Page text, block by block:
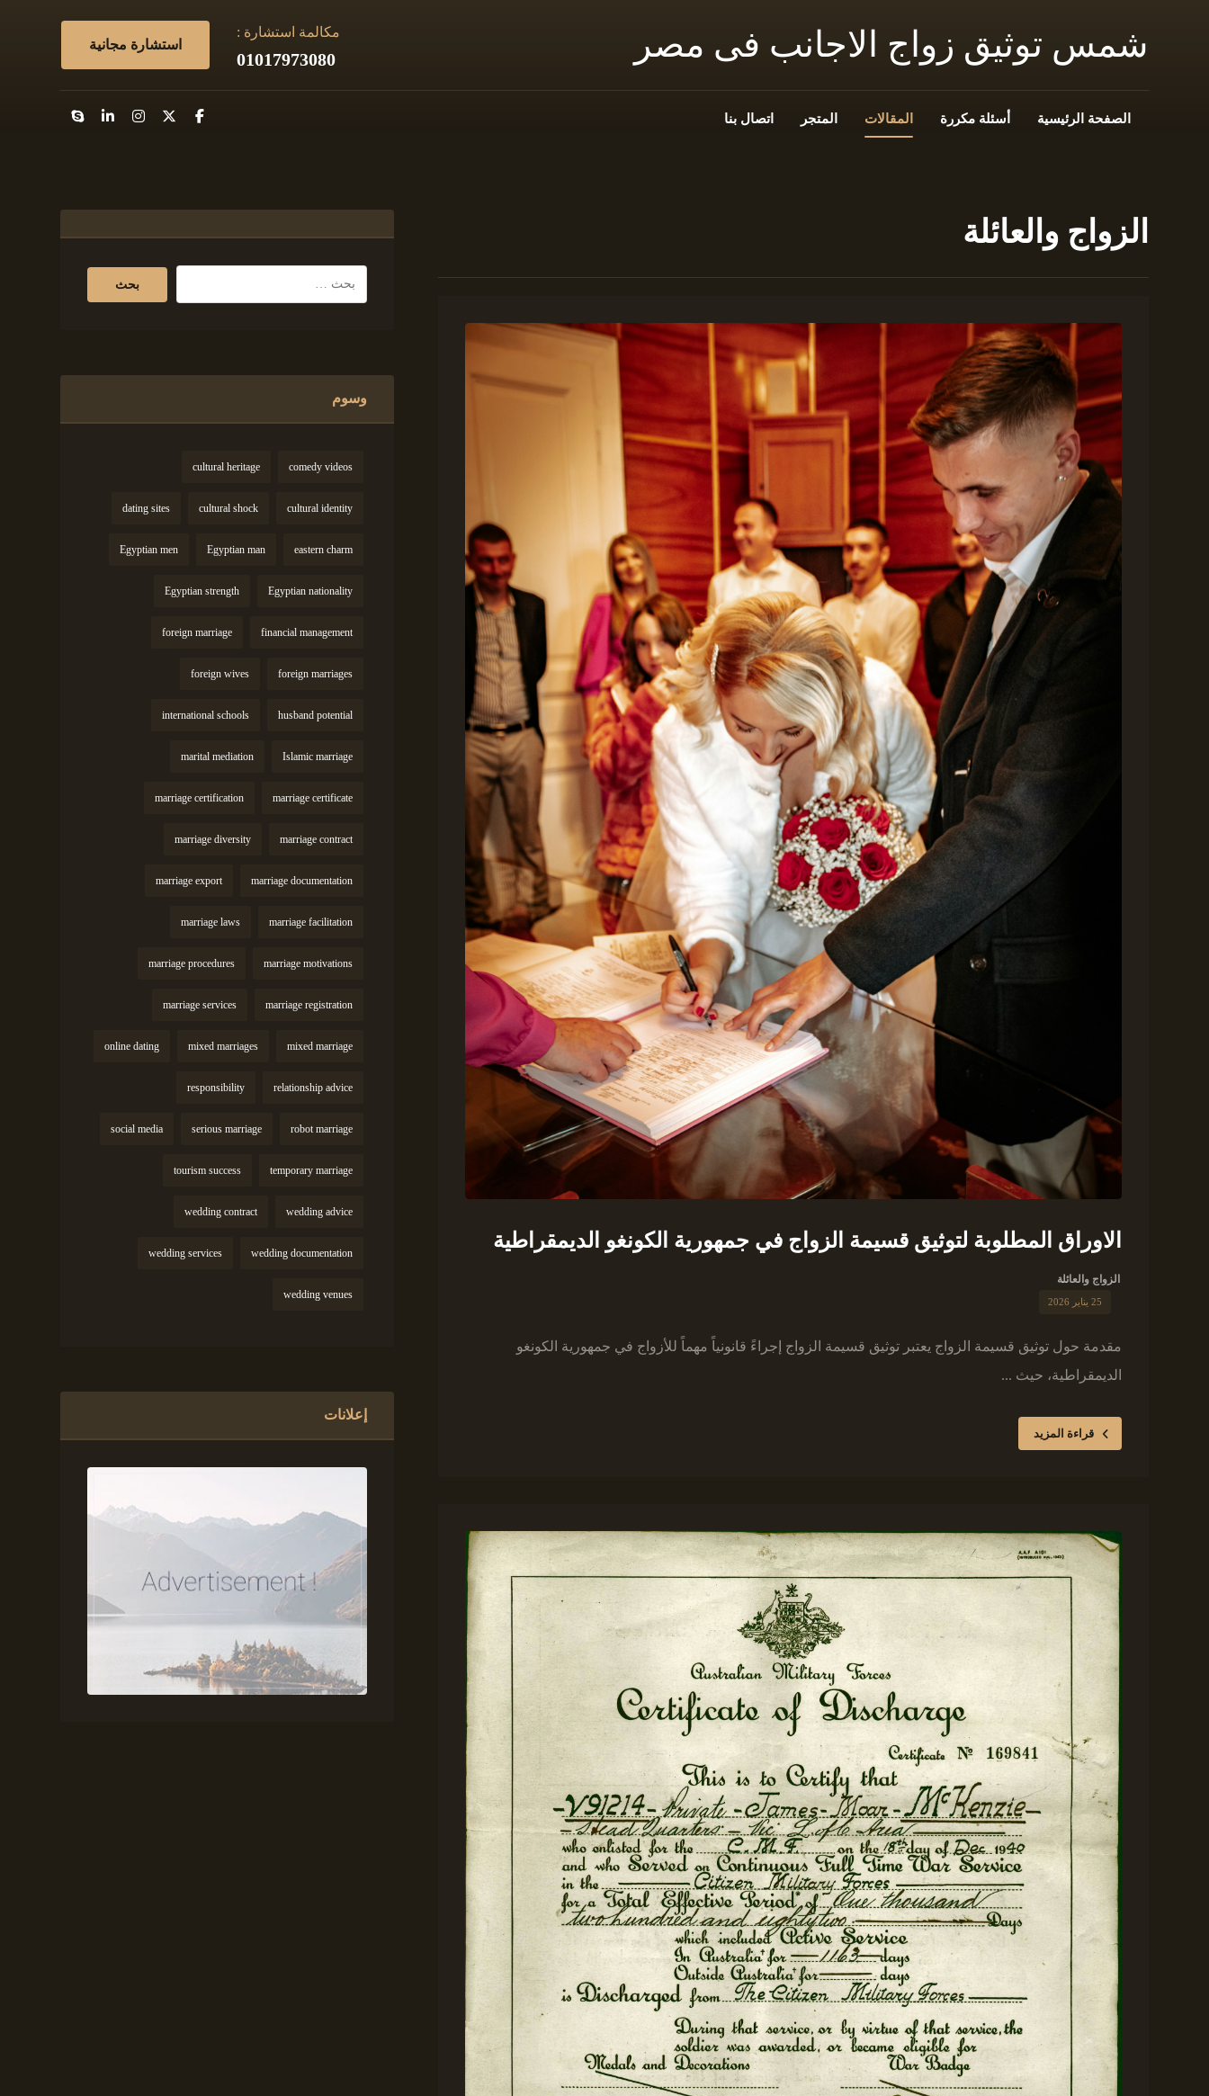
شمس توثيق زواج الاجانب فى مصر استشارة مجانية
مكالمة استشارة :
01017973080
الصفحة الرئيسية أسئلة مكررة المقالات المتجر اتصال بنا
الزواج والعائلة
الاوراق المطلوبة لتوثيق قسيمة الزواج في جمهورية الكونغو الديمقراطية
الزواج والعائلة
25 يناير 2026
مقدمة حول توثيق قسيمة الزواج يعتبر توثيق قسيمة الزواج إجراءً قانونياً مهماً للأزواج في جمهورية الكونغو
الديمقراطية، حيث ...
قراءة المزيد
وسوم
comedy videos
cultural heritage
cultural identity
cultural shock
dating sites
eastern charm
Egyptian man
Egyptian men
Egyptian nationality
Egyptian strength
financial management
foreign marriage
foreign marriages
foreign wives
husband potential
international schools
Islamic marriage
marital mediation
marriage certificate
marriage certification
marriage contract
marriage diversity
marriage documentation
marriage export
marriage facilitation
marriage laws
marriage motivations
marriage procedures
marriage registration
marriage services
mixed marriage
mixed marriages
online dating
relationship advice
responsibility
robot marriage
serious marriage
social media
temporary marriage
tourism success
wedding advice
wedding contract
wedding documentation
wedding services
wedding venues
إعلانات